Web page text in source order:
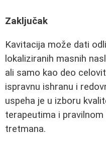
Zaključak
Kavitacija može dati
lokaliziranih masnih
ali samo kao deo
ispravnu ishranu i
uspeha je u izboru
terapeutima i
tretmana.